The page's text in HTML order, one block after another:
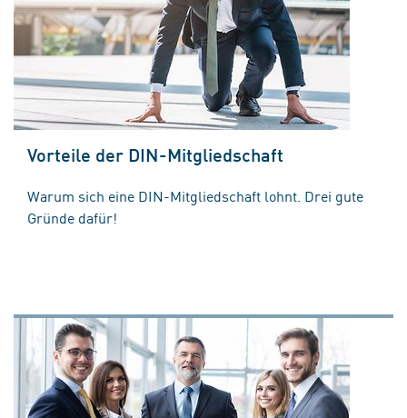
Vorteile der DIN-Mitgliedschaft
Warum sich eine DIN-Mitgliedschaft lohnt. Drei gute
Gründe dafür!